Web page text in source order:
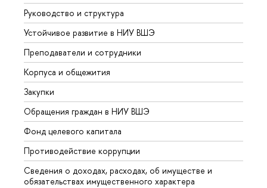
Руководство и структура
Устойчивое развитие в НИУ ВШЭ
Преподаватели и сотрудники
Корпуса и общежития
Закупки
Обращения граждан в НИУ ВШЭ
Фонд целевого капитала
Противодействие коррупции
Сведения о доходах, расходах, об имуществе и
обязательствах имущественного характера